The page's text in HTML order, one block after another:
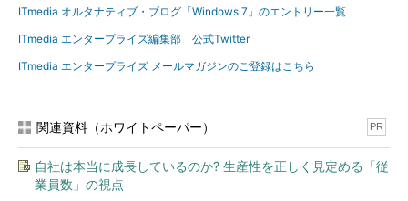
ITmedia オルタナティブ・ブログ「Windows 7」のエントリー一覧
ITmedia エンタープライズ編集部 公式Twitter
ITmedia エンタープライズ メールマガジンのご登録はこちら
関連資料（ホワイトペーパー） PR
自社は本当に成長しているのか? 生産性を正しく見定める「従
業員数」の視点